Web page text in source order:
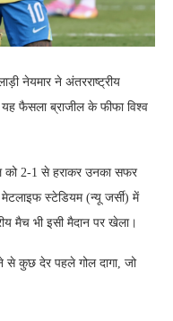
नेयमार ने अंतरराष्ट्रीय
फैसला ब्राजील के फीफा विश्व
को 2-1 से हराकर उनका सफर
स्टेडियम (न्यू जर्सी) में
मैच भी इसी मैदान पर खेला।
से कुछ देर पहले गोल दागा, जो